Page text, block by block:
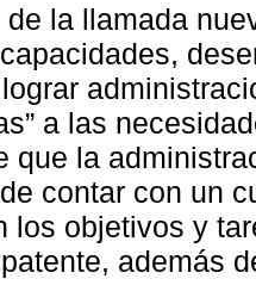
la llamada
a las
que la
contar con un
los objetivos y
además